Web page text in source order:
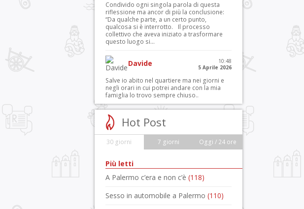
Condivido ogni singola parola di questa
riflessione ma ancor di più la conclusione:
“Da qualche parte, a un certo punto,
qualcosa si è interrotto. Il processo
collettivo che aveva iniziato a trasformare
questo luogo si...
Davide
10:48
5 Aprile 2026
Salve io abito nel quartiere ma nei giorni e
negli orari in cui potrei andare con la mia
famiglia lo trovo sempre chiuso..
Hot Post
30 giorni 7 giorni Oggi / 24 ore
Più letti
A Palermo c’era e non c’è (118)
Sesso in automobile a Palermo (110)